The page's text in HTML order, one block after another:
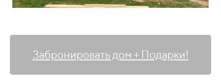
Забронировать дом + Подарки!